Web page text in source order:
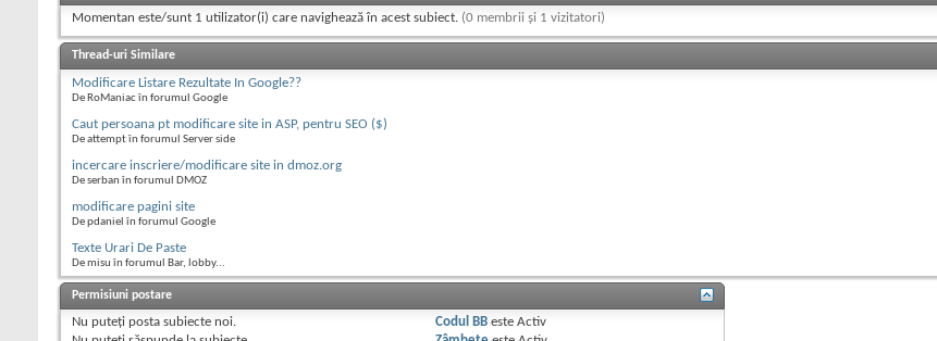
Momentan este/sunt 1 utilizator(i) care navighează în acest subiect. (0 membrii și 1 vizitatori)
Thread-uri Similare
Modificare Listare Rezultate In Google??
De RoManiac în forumul Google
Caut persoana pt modificare site in ASP, pentru SEO ($)
De attempt în forumul Server side
incercare inscriere/modificare site in dmoz.org
De serban în forumul DMOZ
modificare pagini site
De pdaniel în forumul Google
Texte Urari De Paste
De misu în forumul Bar, lobby...
Permisiuni postare
Nu puteţi posta subiecte noi.
Codul BB esteActiv